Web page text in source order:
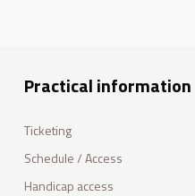
Practical information
Ticketing
Schedule / Access
Handicap access